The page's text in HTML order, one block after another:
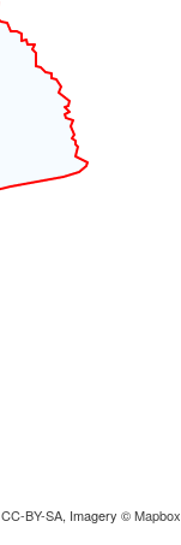
CC-BY-SA, Imagery ©Mapbox